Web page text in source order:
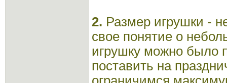
2. Размер игрушки -
свое понятие о
игрушку можно было
поставить на